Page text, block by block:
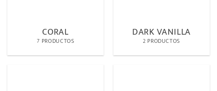
CORAL
7 PRODUCTOS
DARK VANILLA
2 PRODUCTOS